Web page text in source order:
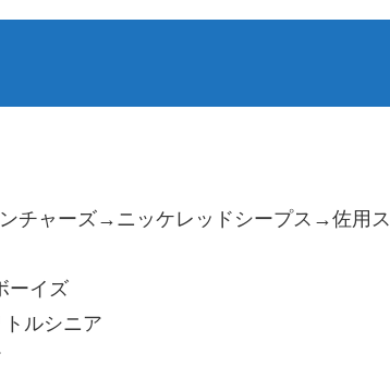
ャーズ→ニッケレッドシープス→佐用ス
イズ
ルシニア